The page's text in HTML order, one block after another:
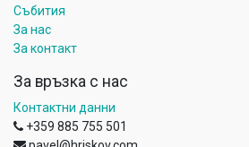
Събития
За нас
За контакт
За връзка с нас
Контактни данни
+359 885 755 501